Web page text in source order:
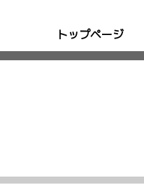
トップページ